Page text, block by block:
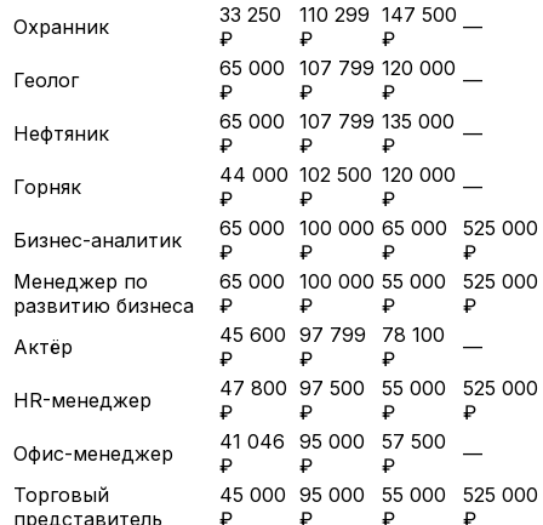
Охранник
33 250
₽
110 299
₽
147 500
₽
—
Геолог
65 000
₽
107 799
₽
120 000
₽
—
Нефтяник
65 000
₽
107 799
₽
135 000
₽
—
Горняк
44 000
₽
102 500
₽
120 000
₽
—
Бизнес-аналитик
65 000
₽
100 000
₽
65 000
₽
525 000
₽
Менеджер по
развитию бизнеса
65 000
₽
100 000
₽
55 000
₽
525 000
₽
Актёр
45 600
₽
97 799
₽
78 100
₽
—
HR-менеджер
47 800
₽
97 500
₽
55 000
₽
525 000
₽
Офис-менеджер
41 046
₽
95 000
₽
57 500
₽
—
Торговый
представитель
45 000
₽
95 000
₽
55 000
₽
525 000
₽